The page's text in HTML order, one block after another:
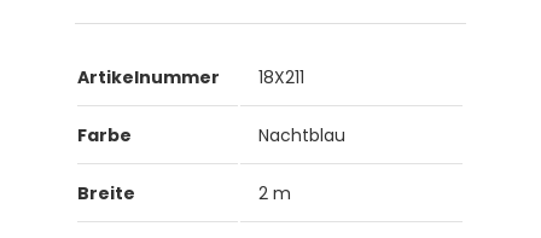
Artikelnummer 18X211
Farbe Nachtblau
Breite 2 m